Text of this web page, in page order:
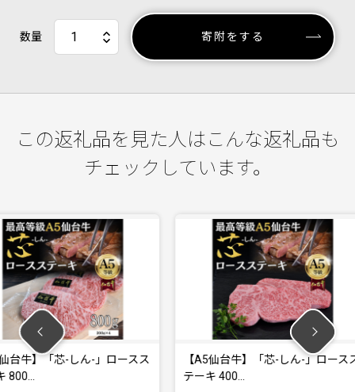
数量 寄附をする
この返礼品を見た人はこんな返礼品も
チェックしています。
-」ロースス
【A5仙台牛】「芯-しん-」ロースス
【A5仙